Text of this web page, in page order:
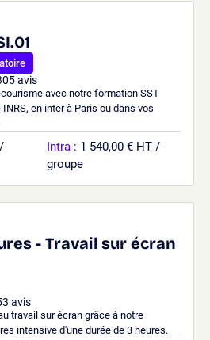
avis
avec notre formation SST
en inter à Paris ou dans vos
Intra : 1 540,00 € HT /
groupe
- Travail sur écran
avis
travail sur écran grâce à notre
intensive d'une durée de 3 heures.